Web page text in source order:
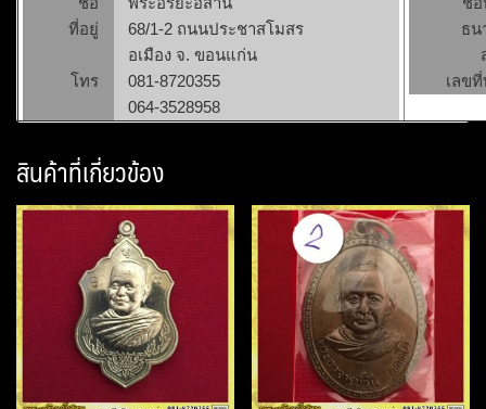
ที่อยู่
68/1-2 ถนนประชาสโมสร
อเมือง จ. ขอนแก่น
โทร
081-8720355
064-3528958
ธน
เลข
สินค้าที่เกี่ยวข้อง